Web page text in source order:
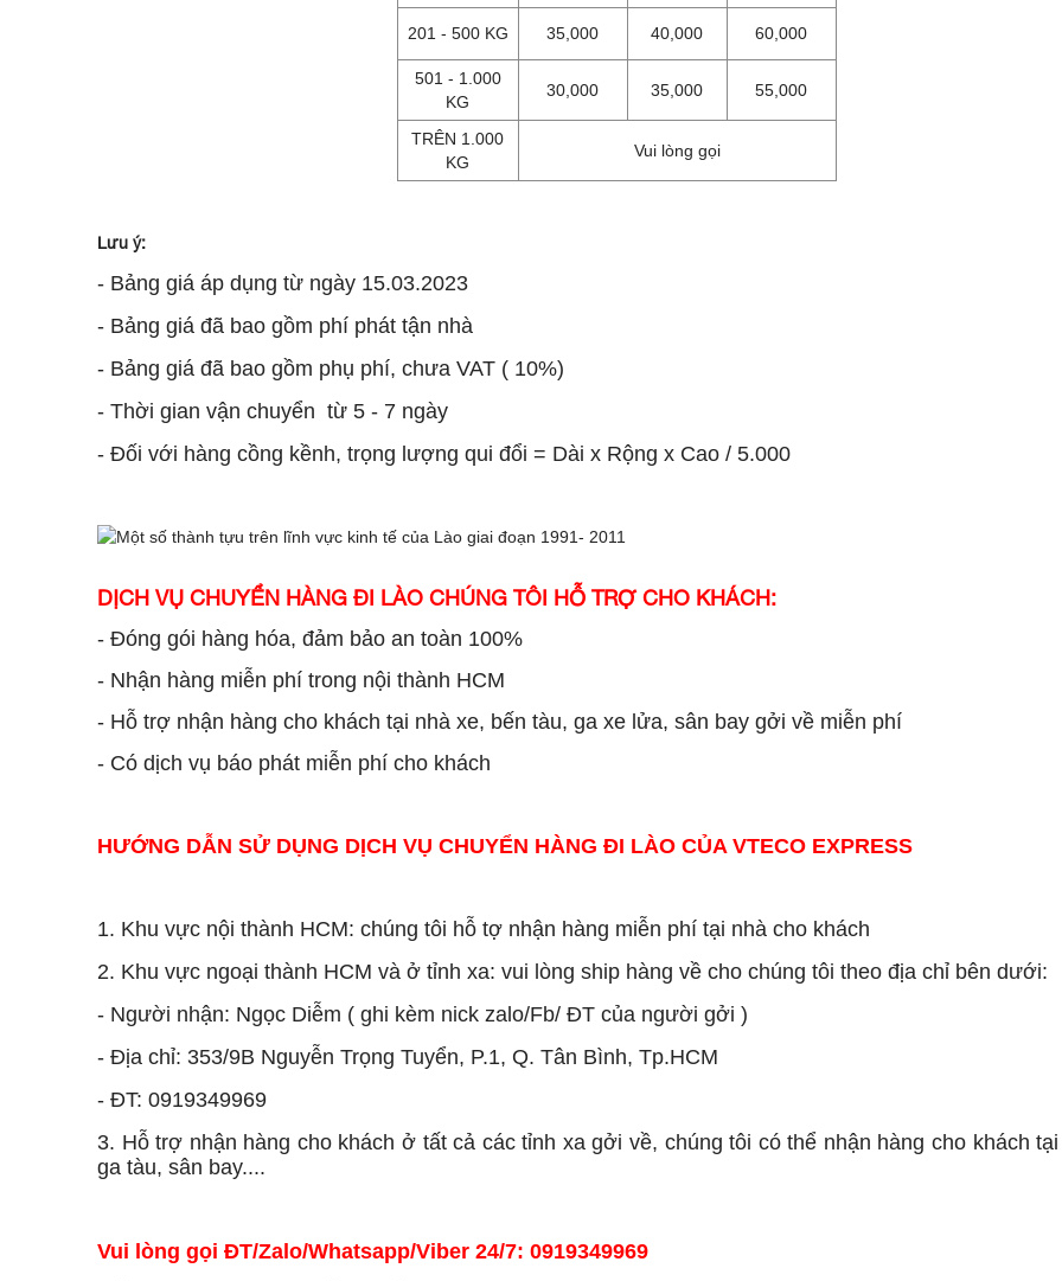
201 - 500 KG 35,000 40,000 60,000
501 - 1.000
KG
30,000 35,000 55,000
TRÊN 1.000
KG
Vui lòng gọi
Lưu ý:
- Bảng giá áp dụng từ ngày 15.03.2023
- Bảng giá đã bao gồm phí phát tận nhà
- Bảng giá đã bao gồm phụ phí, chưa VAT ( 10%)
- Thời gian vận chuyển từ 5 - 7 ngày
- Đối với hàng cồng kềnh, trọng lượng qui đổi = Dài x Rộng x Cao / 5.000
DỊCH VỤ CHUYỂN HÀNG ĐI LÀO CHÚNG TÔI HỖ TRỢ CHO KHÁCH:
- Đóng gói hàng hóa, đảm bảo an toàn 100%
- Nhận hàng miễn phí trong nội thành HCM
- Hỗ trợ nhận hàng cho khách tại nhà xe, bến tàu, ga xe lửa, sân bay gởi về miễn phí
- Có dịch vụ báo phát miễn phí cho khách
HƯỚNG DẪN SỬ DỤNG DỊCH VỤ CHUYỂN HÀNG ĐI LÀO CỦA VTECO EXPRESS
1. Khu vực nội thành HCM: chúng tôi hỗ tợ nhận hàng miễn phí tại nhà cho khách
2. Khu vực ngoại thành HCM và ở tỉnh xa: vui lòng ship hàng về cho chúng tôi theo địa chỉ bên dưới:
- Người nhận: Ngọc Diễm ( ghi kèm nick zalo/Fb/ ĐT của người gởi )
- Địa chỉ: 353/9B Nguyễn Trọng Tuyển, P.1, Q. Tân Bình, Tp.HCM
- ĐT: 0919349969
3. Hỗ trợ nhận hàng cho khách ở tất cả các tỉnh xa gởi về, chúng tôi có thể nhận hàng cho khách
ga tàu, sân bay....
Vui lòng gọi ĐT/Zalo/Whatsapp/Viber 24/7: 0919349969